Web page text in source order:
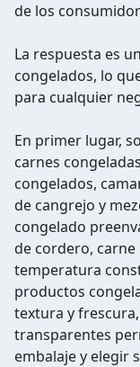
de los
La respuesta es
congelados, lo
para cualquier
En primer lugar,
carnes
congelados,
de cangrejo y
congelado
de cordero, carne
temperatura
productos
textura y
transparentes
embalaje y elegir